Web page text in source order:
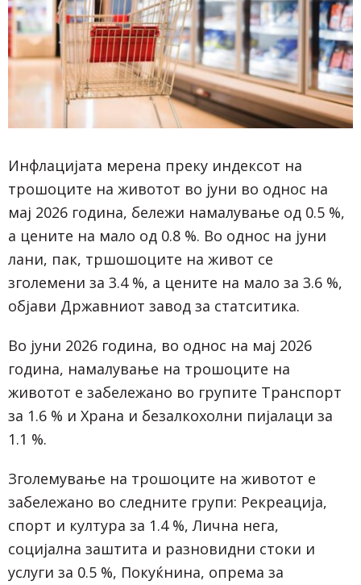
Инфлацијата мерена преку индексот на
трошоците на животот во јуни во однос на
мај 2026 година, бележи намалување од 0.5 %,
а цените на мало од 0.8 %. Во однос на јуни
лани, пак, тршошоците на живот се
зголемени за 3.4 %, а цените на мало за 3.6 %,
објави Државниот завод за статситика.
Во јуни 2026 година, во однос на мај 2026
година, намалување на трошоците на
животот е забележано во групите Транспорт
за 1.6 % и Храна и безалкохолни пијалаци за
1.1 %.
Зголемување на трошоците на животот е
забележано во следните групи: Рекреација,
спорт и култура за 1.4 %, Лична нега,
социјална заштита и разновидни стоки и
услуги за 0.5 %, Покуќнина, опрема за